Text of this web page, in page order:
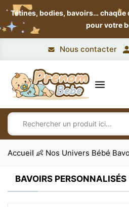
Tétines, bodies, bavoirs…chaque
pour votre
Nous contacter
Accueil 👶 Nos Univers Bébé
BAVOIRS PERSONNALISÉS